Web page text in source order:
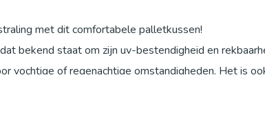
met dit comfortabele palletkussen!
bekend staat om zijn uv-bestendigheid en
vochtige of regenachtige omstandigheden. Het is
voor ultrazacht en optimaal zitcomfort. Het